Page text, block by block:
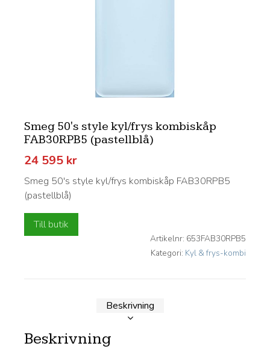
Smeg 50's style kyl/frys kombiskåp
FAB30RPB5 (pastellblå)
24 595 kr
Smeg 50's style kyl/frys kombiskåp FAB30RPB5
(pastellblå)
Till butik
Artikelnr: 653FAB30RPB5
Kategori: Kyl & frys-kombi
Beskrivning
Beskrivning